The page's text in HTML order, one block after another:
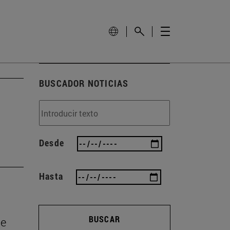
BUSCADOR NOTICIAS
Desde
Hasta
BUSCAR